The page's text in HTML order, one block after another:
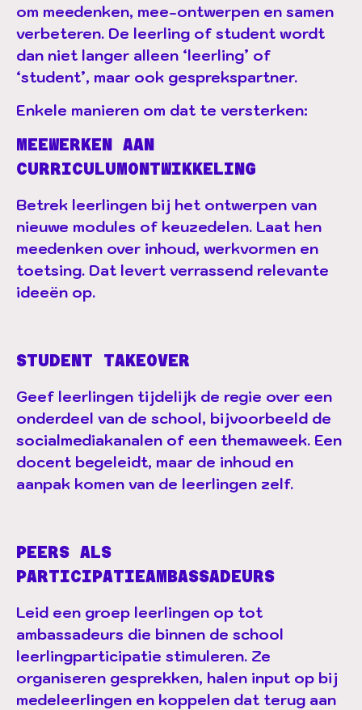
om meedenken, mee-ontwerpen en samen
verbeteren. De leerling of student wordt
dan niet langer alleen ‘leerling’ of
‘student’, maar ook gesprekspartner.
Enkele manieren om dat te versterken:
MEEWERKEN AAN
CURRICULUMONTWIKKELING
Betrek leerlingen bij het ontwerpen van
nieuwe modules of keuzedelen. Laat hen
meedenken over inhoud, werkvormen en
toetsing. Dat levert verrassend relevante
ideeën op.
STUDENT TAKEOVER
Geef leerlingen tijdelijk de regie over een
onderdeel van de school, bijvoorbeeld de
socialmediakanalen of een themaweek. Een
docent begeleidt, maar de inhoud en
aanpak komen van de leerlingen zelf.
PEERS ALS
PARTICIPATIEAMBASSADEURS
Leid een groep leerlingen op tot
ambassadeurs die binnen de school
leerlingparticipatie stimuleren. Ze
organiseren gesprekken, halen input op bij
medeleerlingen en koppelen dat terug aan